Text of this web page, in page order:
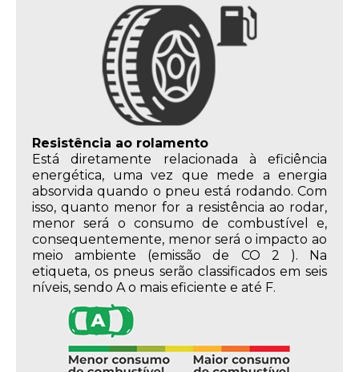
Resistência ao rolamento
Está diretamente relacionada à eficiência
energética, uma vez que mede a energia
absorvida quando o pneu está rodando. Com
isso, quanto menor for a resistência ao rodar,
menor será o consumo de combustível e,
consequentemente, menor será o impacto ao
meio ambiente (emissão de CO 2 ). Na
etiqueta, os pneus serão classificados em seis
níveis, sendo A o mais eficiente e até F.